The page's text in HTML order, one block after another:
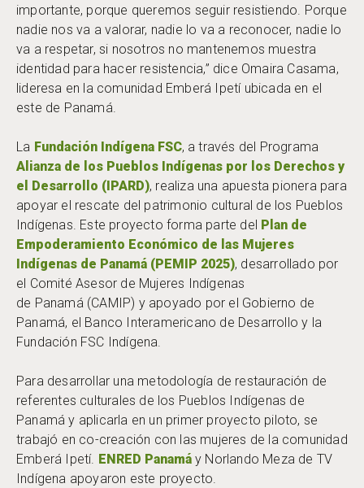
importante, porque queremos seguir resistiendo. Porque
nadie nos va a valorar, nadie lo va a reconocer, nadie lo
va a respetar, si nosotros no mantenemos muestra
identidad para hacer resistencia,” dice Omaira Casama,
lideresa en la comunidad Emberá Ipetí ubicada en el
este de Panamá.
La Fundación Indígena FSC, a través del Programa
Alianza de los Pueblos Indígenas por los Derechos y
el Desarrollo (IPARD), realiza una apuesta pionera para
apoyar el rescate del patrimonio cultural de los Pueblos
Indígenas. Este proyecto forma parte del Plan de
Empoderamiento Económico de las Mujeres
Indígenas de Panamá (PEMIP 2025), desarrollado por
el Comité Asesor de Mujeres Indígenas
de Panamá (CAMIP) y apoyado por el Gobierno de
Panamá, el Banco Interamericano de Desarrollo y la
Fundación FSC Indígena.
Para desarrollar una metodología de restauración de
referentes culturales de los Pueblos Indígenas de
Panamá y aplicarla en un primer proyecto piloto, se
trabajó en co-creación con las mujeres de la comunidad
Emberá Ipetí. ENRED Panamáy Norlando Meza de TV
Indígena apoyaron este proyecto.